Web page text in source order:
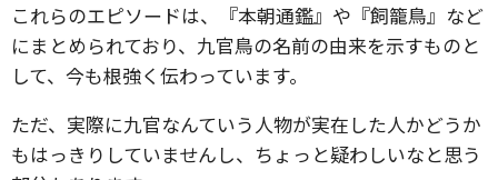
これらのエピソードは、『本朝通鑑』や『飼籠鳥』など
にまとめられており、九官鳥の名前の由来を示すものと
して、今も根強く伝わっています。
ただ、実際に九官なんていう人物が実在した人かどうか
もはっきりしていませんし、ちょっと疑わしいなと思う